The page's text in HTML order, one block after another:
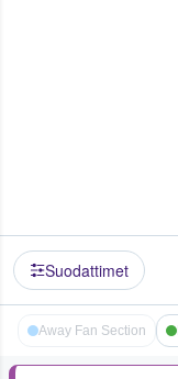
Suodattimet
Away Fan Section